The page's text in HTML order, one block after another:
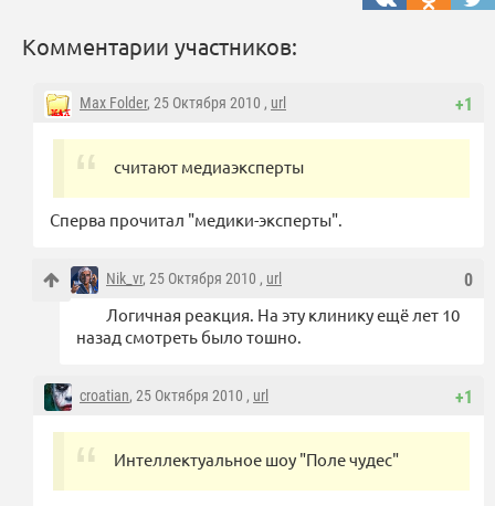
Комментарии участников:
+1
Max Folder, 25 Октября 2010 , url
считают медиаэксперты
Сперва прочитал "медики-эксперты".
0
Nik_vr, 25 Октября 2010 , url
Логичная реакция. На эту клинику ещё лет 10
назад смотреть было тошно.
+1
croatian, 25 Октября 2010 , url
Интеллектуальное шоу "Поле чудес"